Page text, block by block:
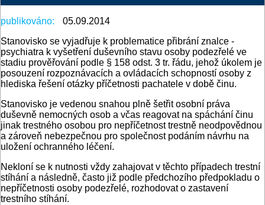
publikováno:
05.09.2014
Stanovisko se vyjadřuje k problematice přibrání znalce -
psychiatra k vyšetření duševního stavu osoby podezřelé ve
stadiu prověřování podle § 158 odst. 3 tr. řádu, jehož úkolem je
posouzení rozpoznávacích a ovládacích schopností osoby z
hlediska řešení otázky příčetnosti pachatele v době činu.
Stanovisko je vedenou snahou plně šetřit osobní práva
duševně nemocných osob a včas reagovat na spáchání činu
jinak trestného osobou pro nepříčetnost trestně neodpovědnou
a zároveň nebezpečnou pro společnost podáním návrhu na
uložení ochranného léčení.
Nekloní se k nutnosti vždy zahajovat v těchto případech trestní
stíhání a následně, často již podle předchozího předpokladu o
nepříčetnosti osoby podezřelé, rozhodovat o zastavení
trestního stíhání.